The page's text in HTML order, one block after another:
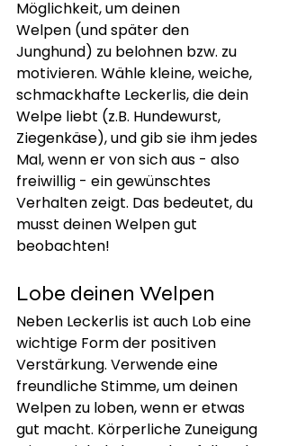
Möglichkeit, um deinen
Welpen (und später den
Junghund) zu belohnen bzw. zu
motivieren. Wähle kleine, weiche,
schmackhafte Leckerlis, die dein
Welpe liebt (z.B. Hundewurst,
Ziegenkäse), und gib sie ihm jedes
Mal, wenn er von sich aus - also
freiwillig - ein gewünschtes
Verhalten zeigt. Das bedeutet, du
musst deinen Welpen gut
beobachten!
Lobe deinen Welpen
Neben Leckerlis ist auch Lob eine
wichtige Form der positiven
Verstärkung. Verwende eine
freundliche Stimme, um deinen
Welpen zu loben, wenn er etwas
gut macht. Körperliche Zuneigung